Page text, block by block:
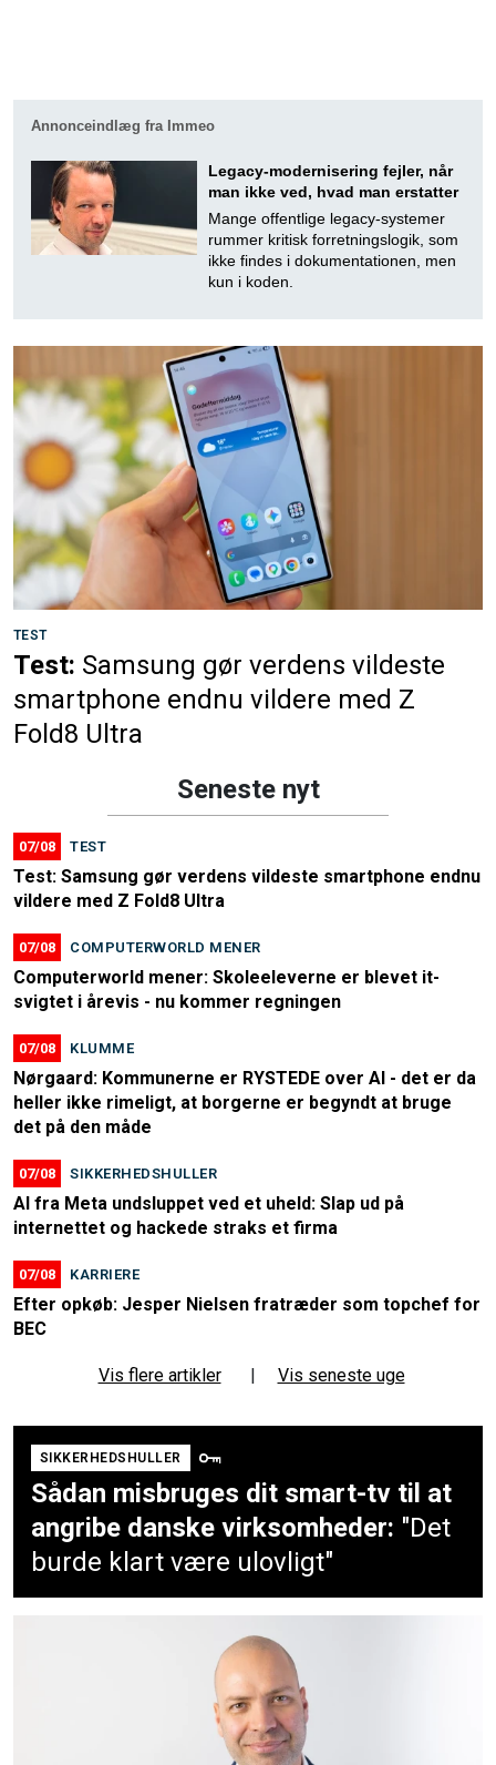
Annonceindlæg fra Immeo
Legacy-modernisering fejler, når
man ikke ved, hvad man erstatter
Mange offentlige legacy-systemer
rummer kritisk forretningslogik, som
ikke findes i dokumentationen, men
kun i koden.
TEST
Test: Samsung gør verdens vildeste
smartphone endnu vildere med Z
Fold8 Ultra
Seneste nyt
07/08 TEST
Test: Samsung gør verdens vildeste smartphone endnu
vildere med Z Fold8 Ultra
07/08 COMPUTERWORLD MENER
Computerworld mener: Skoleeleverne er blevet it-
svigtet i årevis - nu kommer regningen
07/08 KLUMME
Nørgaard: Kommunerne er RYSTEDE over AI - det er da
heller ikke rimeligt, at borgerne er begyndt at bruge
det på den måde
07/08 SIKKERHEDSHULLER
AI fra Meta undsluppet ved et uheld: Slap ud på
internettet og hackede straks et firma
07/08 KARRIERE
Efter opkøb: Jesper Nielsen fratræder som topchef for
BEC
Vis flere artikler Vis seneste uge
SIKKERHEDSHULLER
Sådan misbruges dit smart-tv til at
angribe danske virksomheder: "Det
burde klart være ulovligt"